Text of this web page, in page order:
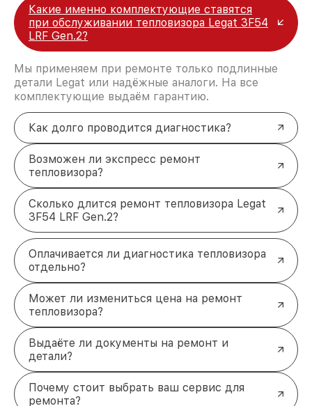
Какие именно комплектующие ставятся
при обслуживании тепловизора Legat 3F54
LRF Gen.2?
Мы применяем при ремонте только подлинные
детали Legat или надёжные аналоги. На все
комплектующие выдаём гарантию.
Как долго проводится диагностика?
Возможен ли экспресс ремонт
тепловизора?
Сколько длится ремонт тепловизора Legat
3F54 LRF Gen.2?
Оплачивается ли диагностика тепловизора
отдельно?
Может ли измениться цена на ремонт
тепловизора?
Выдаёте ли документы на ремонт и
детали?
Почему стоит выбрать ваш сервис для
ремонта?